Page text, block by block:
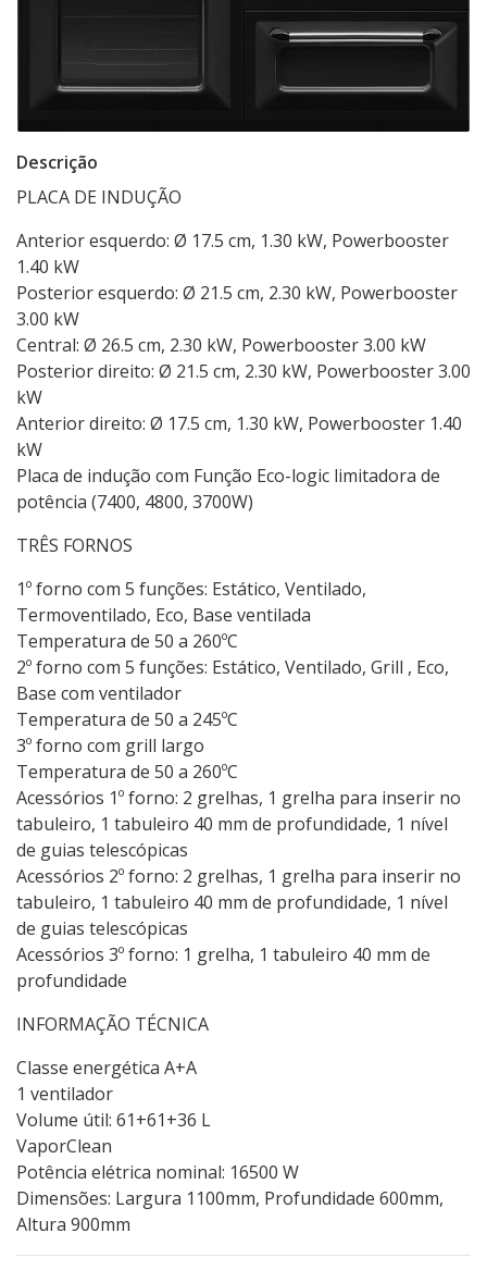
Descrição
PLACA DE INDUÇÃO
Anterior esquerdo: Ø 17.5 cm, 1.30 kW, Powerbooster
1.40 kW
Posterior esquerdo: Ø 21.5 cm, 2.30 kW, Powerbooster
3.00 kW
Central: Ø 26.5 cm, 2.30 kW, Powerbooster 3.00 kW
Posterior direito: Ø 21.5 cm, 2.30 kW, Powerbooster 3.00
kW
Anterior direito: Ø 17.5 cm, 1.30 kW, Powerbooster 1.40
kW
Placa de indução com Função Eco-logic limitadora de
potência (7400, 4800, 3700W)
TRÊS FORNOS
1º forno com 5 funções: Estático, Ventilado,
Termoventilado, Eco, Base ventilada
Temperatura de 50 a 260ºC
2º forno com 5 funções: Estático, Ventilado, Grill , Eco,
Base com ventilador
Temperatura de 50 a 245ºC
3º forno com grill largo
Temperatura de 50 a 260ºC
Acessórios 1º forno: 2 grelhas, 1 grelha para inserir no
tabuleiro, 1 tabuleiro 40 mm de profundidade, 1 nível
de guias telescópicas
Acessórios 2º forno: 2 grelhas, 1 grelha para inserir no
tabuleiro, 1 tabuleiro 40 mm de profundidade, 1 nível
de guias telescópicas
Acessórios 3º forno: 1 grelha, 1 tabuleiro 40 mm de
profundidade
INFORMAÇÃO TÉCNICA
Classe energética A+A
1 ventilador
Volume útil: 61+61+36 L
VaporClean
Potência elétrica nominal: 16500 W
Dimensões: Largura 1100mm, Profundidade 600mm,
Altura 900mm